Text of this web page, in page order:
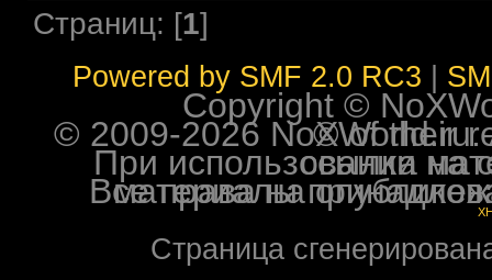
Страниц: [1]
Powered by SMF 2.0 RC3
Copyright ©
© 2009-2026 NoXWorld.ru. All
При использовании
Все права на опубликованные на форуме
Страница